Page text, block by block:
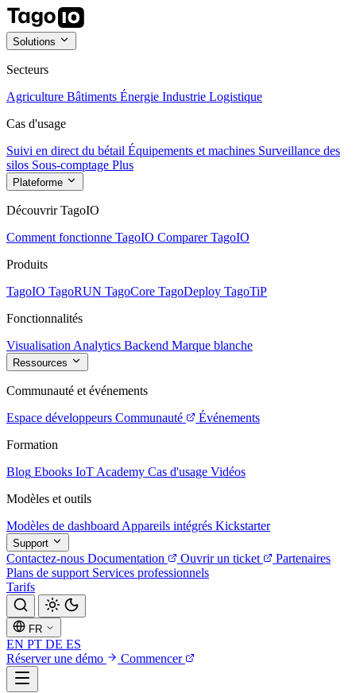
Solutions
Secteurs
Agriculture Bâtiments Énergie Industrie Logistique
Cas d'usage
Suivi en direct du bétail Équipements et machines Surveillance des
silos Sous-comptage Plus
Plateforme
Découvrir TagoIO
Comment fonctionne TagoIO Comparer TagoIO
Produits
TagoIO TagoRUN TagoCore TagoDeploy TagoTiP
Fonctionnalités
Visualisation Analytics Backend Marque blanche
Ressources
Communauté et événements
Espace développeurs Communauté
Événements
Formation
Blog Ebooks IoT Academy Cas d'usage Vidéos
Modèles et outils
Modèles de dashboard Appareils intégrés Kickstarter
Support
Contactez-nous Documentation Ouvrir un ticket
Partenaires
Plans de support Services professionnels
Tarifs
FR
EN PT DE ES
Réserver une démo
Commencer